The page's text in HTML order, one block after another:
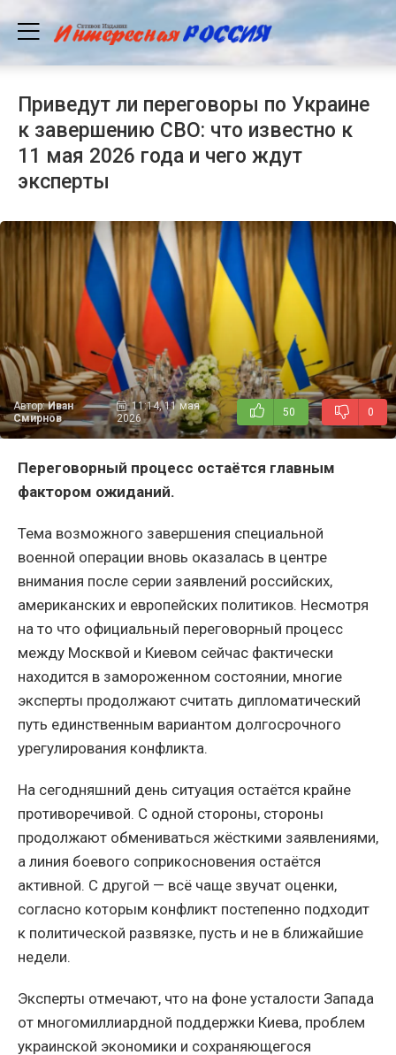
Приведут ли переговоры по Украине
к завершению СВО: что известно к
11 мая 2026 года и чего ждут
эксперты
Автор:Иван
Смирнов
11:14, 11 мая
2026
50 0
Переговорный процесс остаётся главным
фактором ожиданий.
Тема возможного завершения специальной
военной операции вновь оказалась в центре
внимания после серии заявлений российских,
американских и европейских политиков. Несмотря
на то что официальный переговорный процесс
между Москвой и Киевом сейчас фактически
находится в замороженном состоянии, многие
эксперты продолжают считать дипломатический
путь единственным вариантом долгосрочного
урегулирования конфликта.
На сегодняшний день ситуация остаётся крайне
противоречивой. С одной стороны, стороны
продолжают обмениваться жёсткими заявлениями,
а линия боевого соприкосновения остаётся
активной. С другой — всё чаще звучат оценки,
согласно которым конфликт постепенно подходит
к политической развязке, пусть и не в ближайшие
недели.
Эксперты отмечают, что на фоне усталости Запада
от многомиллиардной поддержки Киева, проблем
украинской экономики и сохраняющегося